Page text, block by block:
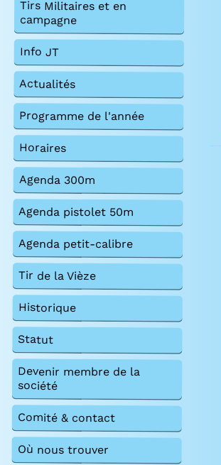
Tirs Militaires et en
campagne
Info JT
Actualités
Programme de l'année
Horaires
Agenda 300m
Agenda pistolet 50m
Agenda petit-calibre
Tir de la Vièze
Historique
Statut
Devenir membre de la
société
Comité & contact
Où nous trouver